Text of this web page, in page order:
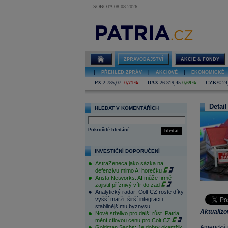
SOBOTA 08.08.2026
ZPRAVODAJSTVÍ AKCIE & FONDY
PŘEHLED ZPRÁV AKCIOVÉ EKONOMICKÉ
PX 2 785,07 -0,71% DAX 26 319,45 0,69% CZK/€
HLEDAT V KOMENTÁŘÍCH
hledat
Pokročilé hledání
INVESTIČNÍ DOPORUČENÍ
AstraZeneca jako sázka na
defenzivu mimo AI horečku
Arista Networks: AI může firmě
zajistit příznivý vítr do zad
Analytický radar: Colt CZ roste díky
vyšší marži, širší integraci i
stabilnějšímu byznysu
Nové střelivo pro další růst. Patria
mění cílovou cenu pro Colt CZ